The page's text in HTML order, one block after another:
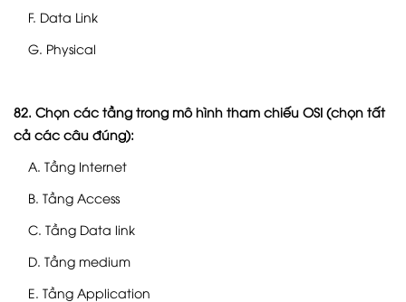
F. Data Link
G. Physical
82. Chọn các tầng trong mô hình tham chiếu OSI (chọn tất
cả các câu đúng):
A. Tầng Internet
B. Tầng Access
C. Tầng Data link
D. Tầng medium
E. Tầng Application